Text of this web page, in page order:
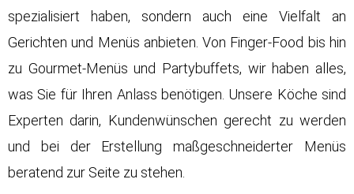
spezialisiert haben, sondern auch eine Vielfalt an
Gerichten und Menüs anbieten. Von Finger-Food bis hin
zu Gourmet-Menüs und Partybuffets, wir haben alles,
was Sie für Ihren Anlass benötigen. Unsere Köche sind
Experten darin, Kundenwünschen gerecht zu werden
und bei der Erstellung maßgeschneiderter Menüs
beratend zur Seite zu stehen.